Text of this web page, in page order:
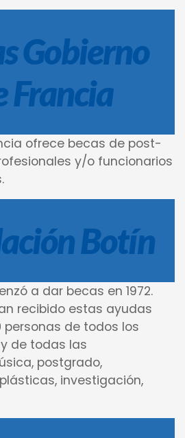
Gobierno
Francia
ofrece becas de post-
y/o funcionarios
Botín
a dar becas en 1972.
recibido estas ayudas
personas de todos los
de todas las
postgrado,
investigación,